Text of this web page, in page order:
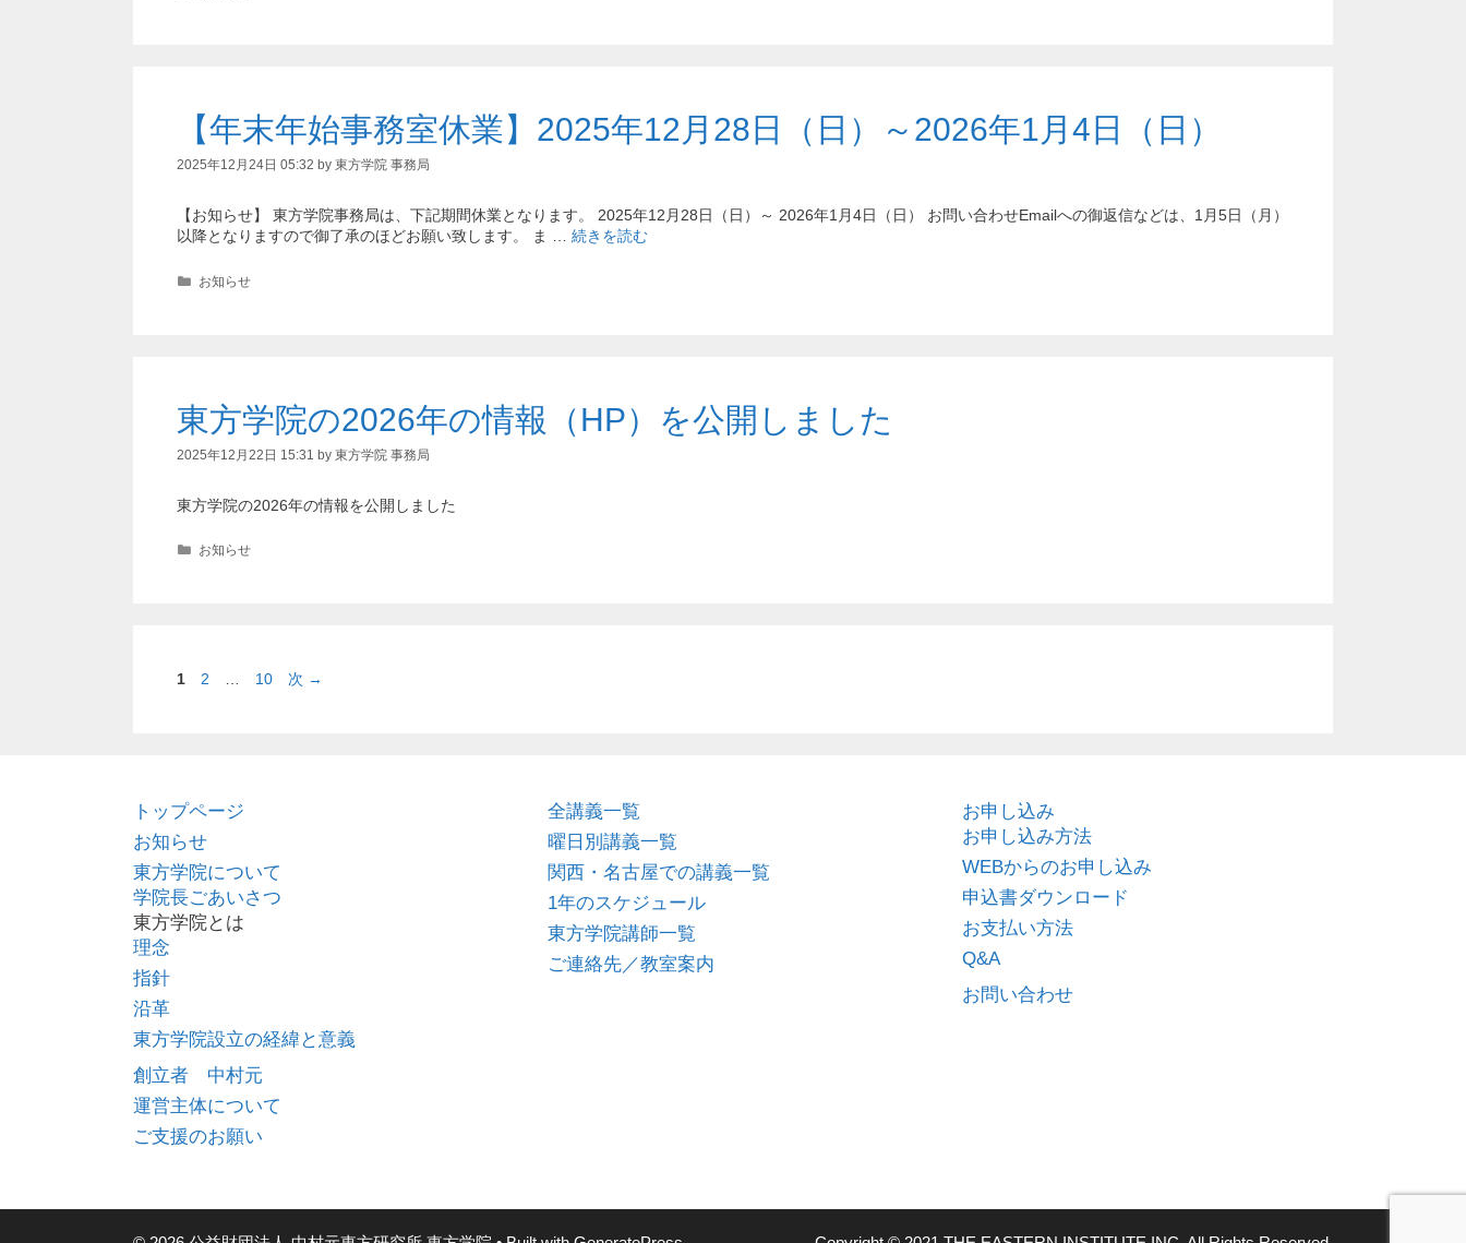
【年末年始事務室休業】2025年12月28日（日）～2026年1月4日（日）
2025年12月24日 05:32 by 東方学院 事務局
【お知らせ】 東方学院事務局は、下記期間休業となります。 2025年12月28日（日）～ 2026年1月4日（日） お問い合わせEmailへの御返信などは、1月5日（月）
以降となりますので御了承のほどお願い致します。 ま … 続きを読む
カ
お知らせ
東方学院の2026年の情報（HP）を公開しました
2025年12月22日 15:31 by 東方学院 事務局
東方学院の2026年の情報を公開しました
カ
お知らせ
ペ
1
ペ
2 …
ペ
10 次 →
トップページ
お知らせ
東方学院について
学院長ごあいさつ
東方学院とは
理念
指針
沿革
東方学院設立の経緯と意義
創立者 中村元
運営主体について
ご支援のお願い
全講義一覧
曜日別講義一覧
関西・名古屋での講義一覧
1年のスケジュール
東方学院講師一覧
ご連絡先／教室案内
お申し込み
お申し込み方法
WEBからのお申し込み
申込書ダウンロード
お支払い方法
Q&A
お問い合わせ